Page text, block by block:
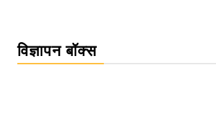
विज्ञापन बॉक्स